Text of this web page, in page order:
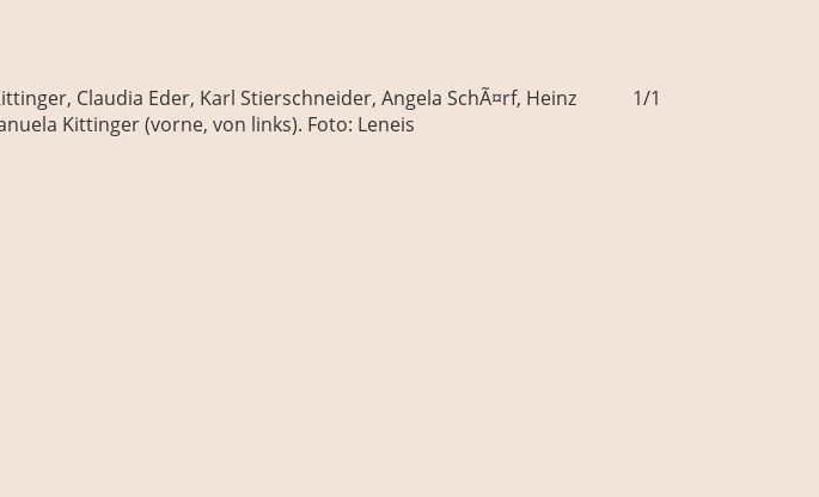
Claudia Eder, Karl Stierschneider, Angela SchÃ¤rf, Heinz
Kittinger (vorne, von links). Foto: Leneis
1/1